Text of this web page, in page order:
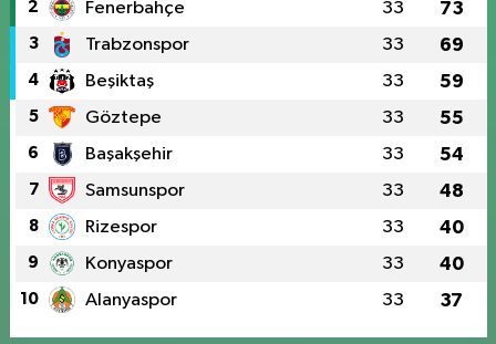
2 Fenerbahçe 33 73
3 Trabzonspor 33 69
4 Beşiktaş 33 59
5 Göztepe 33 55
6 Başakşehir 33 54
7 Samsunspor 33 48
8 Rizespor 33 40
9 Konyaspor 33 40
10 Alanyaspor 33 37